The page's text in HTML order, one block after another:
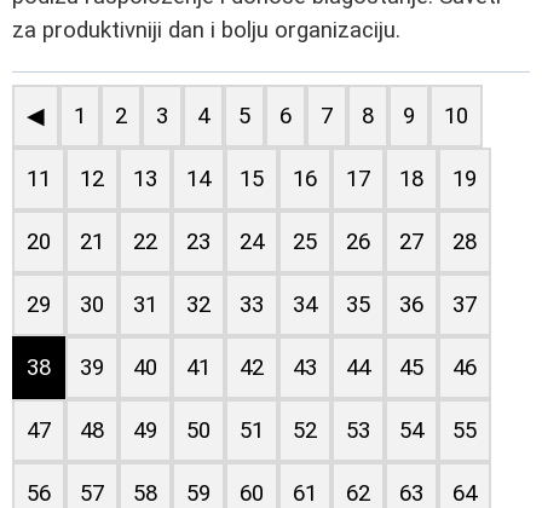
za produktivniji dan i bolju organizaciju.
◀ 1 2 3 4 5 6 7 8 9 10
11 12 13 14 15 16 17 18 19
20 21 22 23 24 25 26 27 28
29 30 31 32 33 34 35 36 37
38 39 40 41 42 43 44 45 46
47 48 49 50 51 52 53 54 55
56 57 58 59 60 61 62 63 64